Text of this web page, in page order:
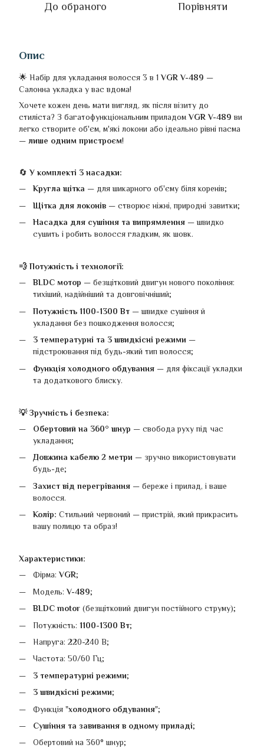
До обраного Порівняти
Опис
🌟 Набір для укладання волосся 3 в 1VGR V-489 —
Салонна укладка у вас вдома!
Хочете кожен день мати вигляд, як після візиту до
стиліста? З багатофункціональним приладомVGR V-489 ви
легко створите об'єм, м'які локони або ідеально рівні пасма
— лише одним пристроєм!
🔄У комплекті 3 насадки:
Кругла щітка — для шикарного об'єму біля коренів;
Щітка для локонів — створює ніжні, природні завитки;
Насадка для сушіння та випрямлення — швидко
сушить і робить волосся гладким, як шовк.
💨 Потужність і технології:
BLDC мотор — безщітковий двигун нового покоління:
тихіший, надійніший та довговічніший;
Потужність 1100-1300 Вт — швидке сушіння й
укладання без пошкодження волосся;
3 температурні та 3 швидкісні режими —
підстроювання під будь-який тип волосся;
Функція холодного обдування — для фіксації укладки
та додаткового блиску.
💡 Зручність і безпека:
Обертовий на 360° шнур — свобода руху під час
укладання;
Довжина кабелю 2 метри — зручно використовувати
будь-де;
Захист від перегрівання — береже і прилад, і ваше
волосся.
Колір: Стильний червоний — пристрій, який прикрасить
вашу полицю та образ!
Характеристики:
Фірма:VGR;
Модель:V-489;
BLDC motor (безщітковий двигун постійного струму);
Потужність: 1100-1300 Вт;
Напруга: 220-240 В;
Частота: 50/60 Гц;
3 температурні режими;
3 швидкісні режими;
Функція "холодного обдування";
Сушіння та завивання в одному приладі;
Обертовий на 360° шнур;